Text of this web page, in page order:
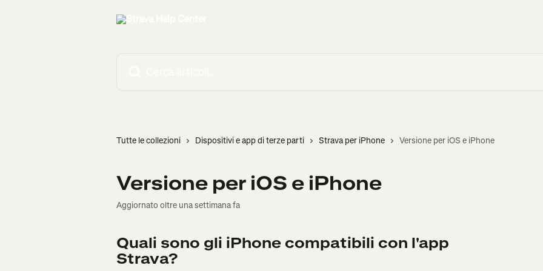
Tutte le collezioni Dispositivi e app di terze parti Strava per iPhone Versione per iOS e iPhone
Versione per iOS e iPhone
Aggiornato oltre una settimana fa
Quali sono gli iPhone compatibili con l'app
Strava?